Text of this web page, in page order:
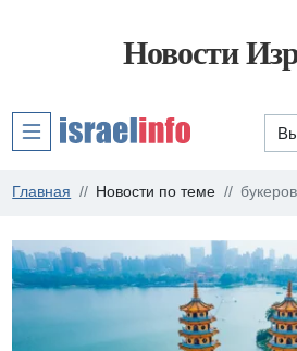
Новости
Главная Новости по теме